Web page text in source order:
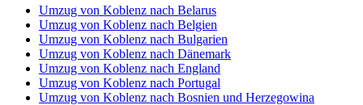
Umzug von Koblenz nach Belarus
Umzug von Koblenz nach Belgien
Umzug von Koblenz nach Bulgarien
Umzug von Koblenz nach Dänemark
Umzug von Koblenz nach England
Umzug von Koblenz nach Portugal
Umzug von Koblenz nach Bosnien und Herzegowina